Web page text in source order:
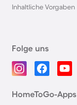
Inhaltliche Vorgaben
Folge uns
HomeToGo-Apps